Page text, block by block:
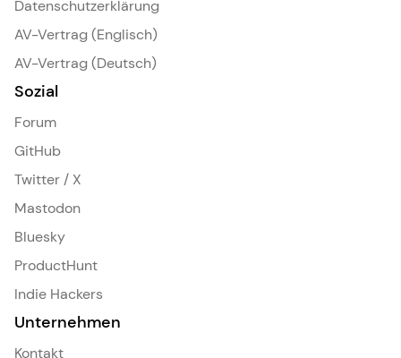
Datenschutzerklärung
AV-Vertrag (Englisch)
AV-Vertrag (Deutsch)
Sozial
Forum
GitHub
Twitter / X
Mastodon
Bluesky
ProductHunt
Indie Hackers
Unternehmen
Kontakt